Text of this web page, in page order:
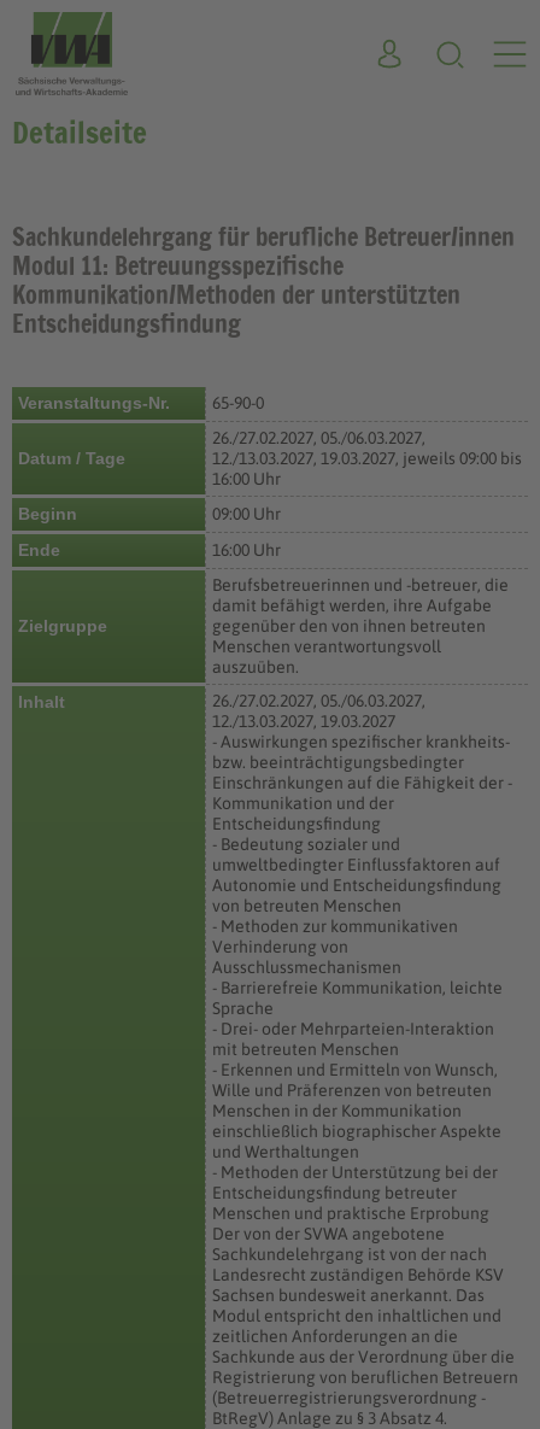
Detailseite
Sachkundelehrgang für berufliche Betreuer/innen
Modul 11: Betreuungsspezifische
Kommunikation/Methoden der unterstützten
Entscheidungsfindung
Veranstaltungs-Nr. 65-90-0
Datum / Tage
26./27.02.2027, 05./06.03.2027,
12./13.03.2027, 19.03.2027, jeweils 09:00 bis
16:00 Uhr
Beginn
09:00 Uhr
Ende
16:00 Uhr
Zielgruppe
Berufsbetreuerinnen und -betreuer, die
damit befähigt werden, ihre Aufgabe
gegenüber den von ihnen betreuten
Menschen verantwortungsvoll
auszuüben.
Inhalt
26./27.02.2027, 05./06.03.2027,
12./13.03.2027, 19.03.2027
- Auswirkungen spezifischer krankheits-
bzw. beeinträchtigungsbedingter
Einschränkungen auf die Fähigkeit der -
Kommunikation und der
Entscheidungsfindung
- Bedeutung sozialer und
umweltbedingter Einflussfaktoren auf
Autonomie und Entscheidungsfindung
von betreuten Menschen
- Methoden zur kommunikativen
Verhinderung von
Ausschlussmechanismen
- Barrierefreie Kommunikation, leichte
Sprache
- Drei- oder Mehrparteien-Interaktion
mit betreuten Menschen
- Erkennen und Ermitteln von Wunsch,
Wille und Präferenzen von betreuten
Menschen in der Kommunikation
einschließlich biographischer Aspekte
und Werthaltungen
- Methoden der Unterstützung bei der
Entscheidungsfindung betreuter
Menschen und praktische Erprobung
Der von der SVWA angebotene
Sachkundelehrgang ist von der nach
Landesrecht zuständigen Behörde KSV
Sachsen bundesweit anerkannt. Das
Modul entspricht den inhaltlichen und
zeitlichen Anforderungen an die
Sachkunde aus der Verordnung über die
Registrierung von beruflichen Betreuern
(Betreuerregistrierungsverordnung -
BtRegV) Anlage zu § 3 Absatz 4.